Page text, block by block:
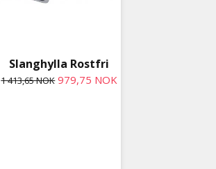
Slanghylla Rostfri
1 413,65 NOK 979,75 NOK